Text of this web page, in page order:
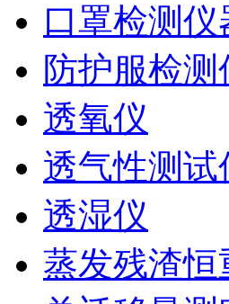
口罩检测仪
防护服检测
透氧仪
透气性测试
透湿仪
蒸发残渣恒